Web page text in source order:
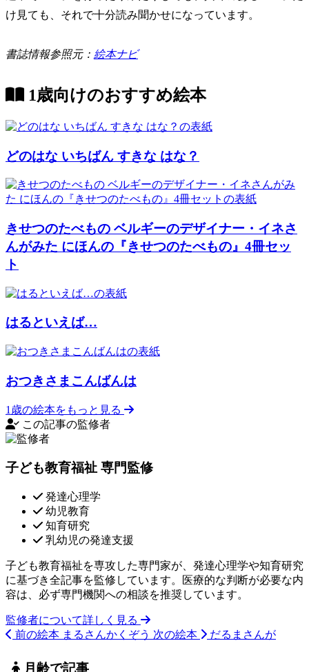
け見ても、それで十分読み聞かせになっています。
書誌情報参照元： 絵本ナビ
1歳向けのおすすめ絵本
どのはな いちばん すきな はな？
きせつのたべもの ベルギーのデザイナー・イネさ
んがみた にほんの『きせつのたべもの』4冊セッ
ト
はるといえば…
おつきさまこんばんは
1歳の絵本をもっと見る
この記事の監修者
子ども教育福祉 専門監修
発達心理学
幼児教育
知育研究
乳幼児の発達支援
子ども教育福祉を専攻した専門家が、発達心理学や知育研究
に基づき全記事を監修しています。医療的な判断が必要な内
容は、必ず専門機関への相談を推奨しています。
監修者について詳しく見る
前の絵本 まるさんかくぞう 次の絵本 だるまさんが
月齢で記事